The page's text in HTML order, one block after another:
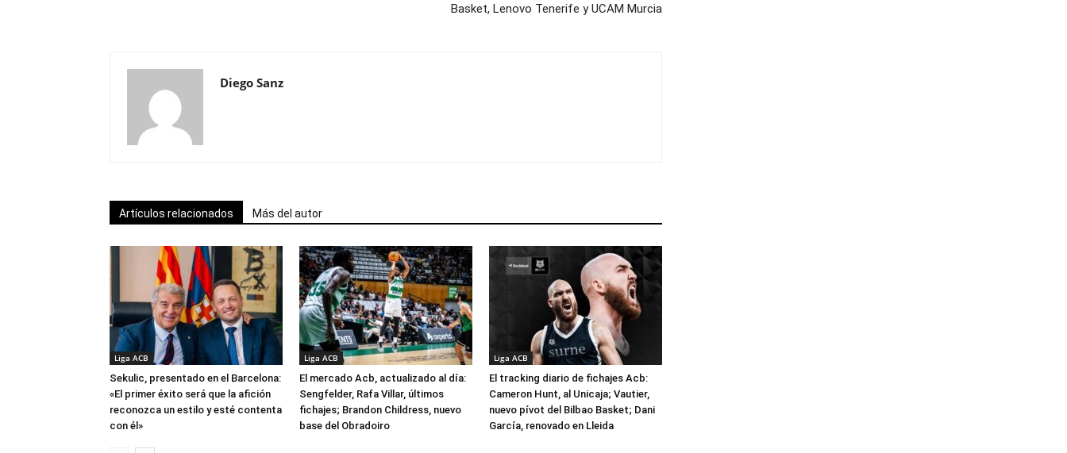
Basket, Lenovo Tenerife y UCAM Murcia
Diego Sanz
Artículos relacionados Más del autor
Liga ACB
Sekulic, presentado en el Barcelona:
«El primer éxito será que la afición
reconozca un estilo y esté contenta
con él»
Liga ACB
El mercado Acb, actualizado al día:
Sengfelder, Rafa Villar, últimos
fichajes; Brandon Childress, nuevo
base del Obradoiro
Liga ACB
El tracking diario de fichajes Acb:
Cameron Hunt, al Unicaja; Vautier,
nuevo pívot del Bilbao Basket; Dani
García, renovado en Lleida